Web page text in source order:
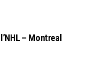
– Montreal